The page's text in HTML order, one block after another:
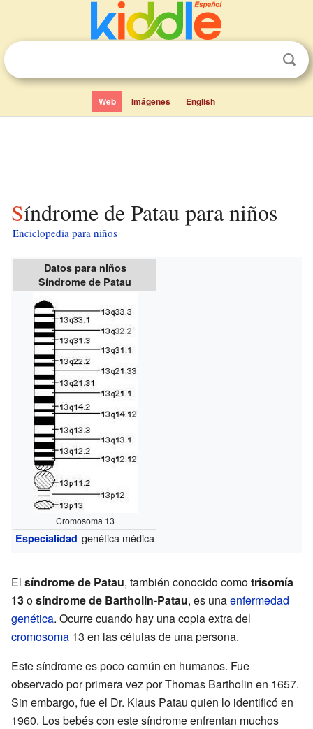
Web Imágenes English
Síndrome de Patau para niños
Enciclopedia para niños
Datos para niños
Síndrome de Patau
Cromosoma 13
Especialidad genética médica
El síndrome de Patau, también conocido comotrisomía
13osíndrome de Bartholin-Patau, es unaenfermedad
genética. Ocurre cuando hay una copia extra del
cromosoma 13 en las células de una persona.
Este síndrome es poco común en humanos. Fue
observado por primera vez por Thomas Bartholin en 1657.
Sin embargo, fue el Dr. Klaus Patau quien lo identificó en
1960. Los bebés con este síndrome enfrentan muchos